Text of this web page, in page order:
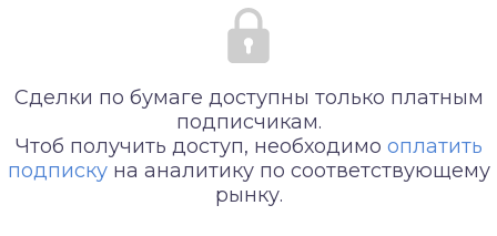
Сделки по бумаге доступны только платным
подписчикам.
Чтоб получить доступ, необходимо оплатить
подпискуна аналитику по соответствующему
рынку.